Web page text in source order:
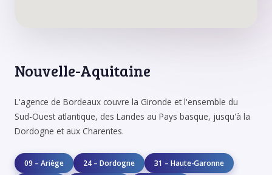
Nouvelle-Aquitaine
L'agence de Bordeaux couvre la Gironde et l'ensemble du
Sud-Ouest atlantique, des Landes au Pays basque, jusqu'à la
Dordogne et aux Charentes.
09 – Ariège 24 – Dordogne 31 – Haute-Garonne